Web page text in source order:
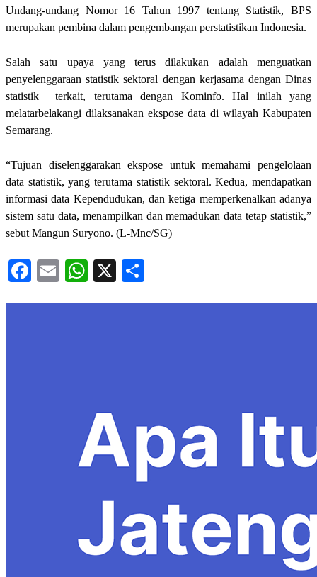
Undang-undang Nomor 16 Tahun 1997 tentang Statistik, BPS
merupakan pembina dalam pengembangan perstatistikan Indonesia.
Salah satu upaya yang terus dilakukan adalah menguatkan
penyelenggaraan statistik sektoral dengan kerjasama dengan Dinas
statistik terkait, terutama dengan Kominfo. Hal inilah yang
melatarbelakangi dilaksanakan ekspose data di wilayah Kabupaten
Semarang.
“Tujuan diselenggarakan ekspose untuk memahami pengelolaan
data statistik, yang terutama statistik sektoral. Kedua, mendapatkan
informasi data Kependudukan, dan ketiga memperkenalkan adanya
sistem satu data, menampilkan dan memadukan data tetap statistik,”
sebut Mangun Suryono. (L-Mnc/SG)
Facebook
EmailWhatsApp
X